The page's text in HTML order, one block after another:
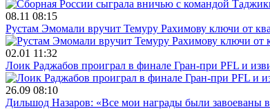
08.11 08:15
Рустам Эмомали вручит Темуру Рахимову ключи от
02.01 11:32
Лоик Раджабов проиграл в финале Гран-при PFL и
26.09 08:10
Дильшод Назаров: «Все мои награды были завоеваны в